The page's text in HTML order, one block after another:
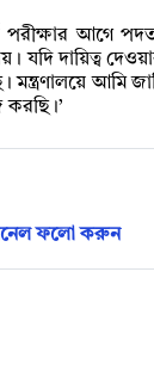
পরীক্ষার আগে
যদি দায়িত্ব
আমি
করছি।’
ফলো করুন